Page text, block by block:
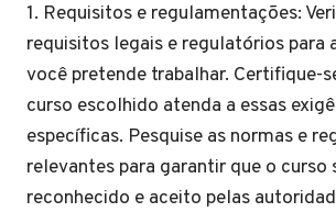
1. Requisitos e regulamentações:
requisitos legais e regulatórios para
você pretende trabalhar. Certifique-
curso escolhido atenda a essas
específicas. Pesquise as normas e
relevantes para garantir que o curso
reconhecido e aceito pelas